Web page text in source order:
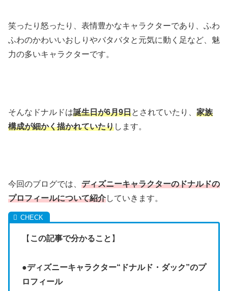
笑ったり怒ったり、表情豊かなキャラクターであり、ふわ
ふわのかわいいおしりやバタバタと元気に動く足など、魅
力の多いキャラクターです。
そんなドナルドは誕生日が6月9日とされていたり、 家族
構成が細かく描かれていたりします。
今回のブログでは、 ディズニーキャラクターのドナルドの
プロフィールについて紹介していきます。
【 この記事で分かること 】
●ディズニーキャラクター“ドナルド・ダック”のプ
ロフィール